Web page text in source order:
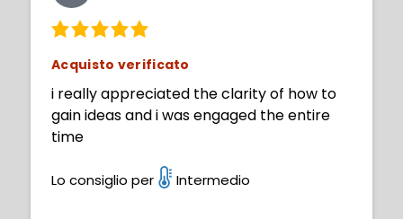
Acquisto verificato
i really appreciated the clarity of how to
gain ideas and i was engaged the entire
time
Lo consiglio per Intermedio